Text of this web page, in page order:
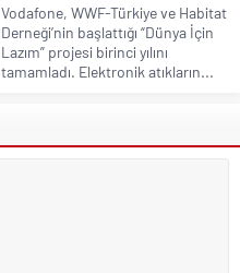
Vodafone, WWF-Türkiye ve Habitat
Derneği’nin başlattığı “Dünya İçin
Lazım” projesi birinci yılını
tamamladı. Elektronik atıkların...